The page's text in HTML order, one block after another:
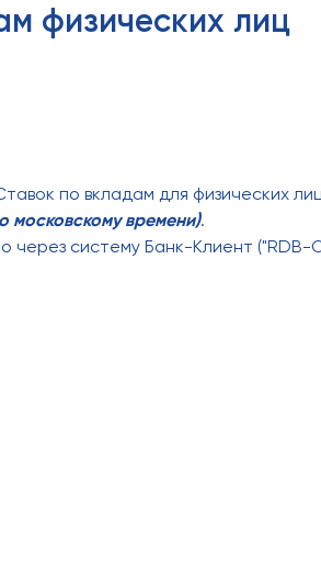
физических лиц
по вкладам для физических
московскому времени).
систему Банк-Клиент ("RDB-